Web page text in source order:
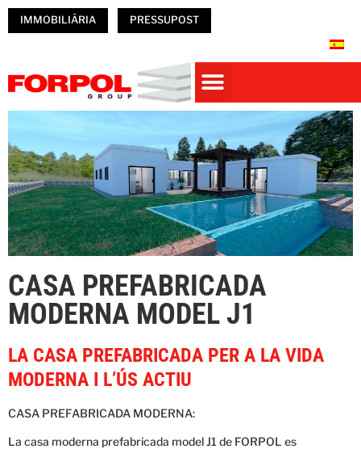
IMMOBILIÀRIA PRESSUPOST
CASA PREFABRICADA
MODERNA MODEL J1
LA CASA PREFABRICADA PER A LA VIDA
MODERNA I L’ÚS ACTIU
CASA PREFABRICADA MODERNA:
La casa moderna prefabricada model J1 de FORPOL es